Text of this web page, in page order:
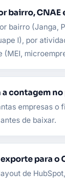
bairro, CNAE
bairro (Janga,
I), por
(MEI,
contagem no
empresas o
de baixar.
para o
de